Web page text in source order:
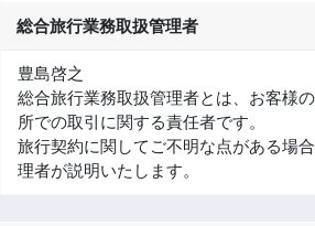
総合旅行業務取扱管理者
豊島啓之
総合旅行業務取扱管理者とは、お客様
所での取引に関する責任者です。
旅行契約に関してご不明な点がある場
理者が説明いたします。